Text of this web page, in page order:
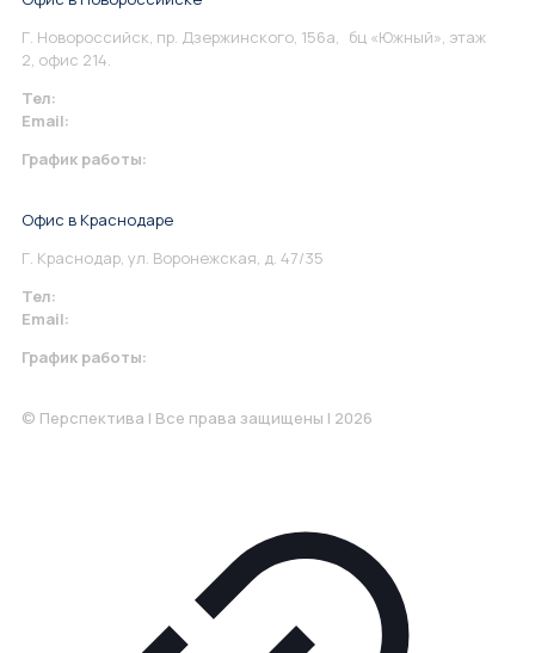
Г. Новороссийск, пр. Дзержинского, 156а, бц «Южный», этаж
2, офис 214.
Тел:
Email:
График работы:
Офис в Краснодаре
Г. Краснодар, ул. Воронежская, д. 47/35
Тел:
Email:
График работы:
© Перспектива | Все права защищены | 2026